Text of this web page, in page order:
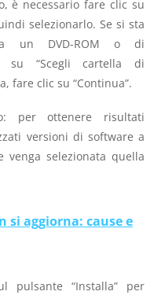
è necessario fare clic su
selezionarlo. Se si sta
da un DVD-ROM o di
su “Scegli cartella di
fare clic su “Continua”.
per ottenere risultati
versioni di software a
venga selezionata quella
si aggiorna: cause e
pulsante “Installa” per